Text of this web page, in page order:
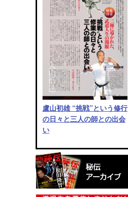
盧山初雄 “挑戦”という修行
の日々と三人の師との出会
い